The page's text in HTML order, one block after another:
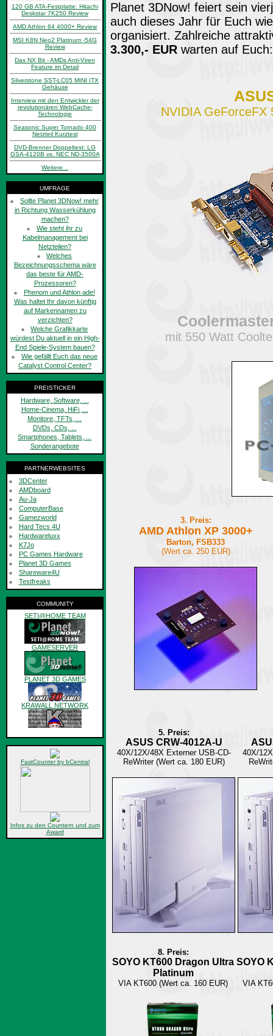
120 GB ATA-Festplatte: Hitachi
Deskstar 7K250 Review
AMD Athlon 64 4000+ Review
MSI K8N Neo2 Platinum -54G
Review
Das NX Bit - AMDs Anti-Viren
Feature im Detail
Silverstone SST-LC05 MINI ITX
Gehäuse
Interview mit den Entwickler der
revolutionären WebCache-
Technologie
Seasonic Super Tornado 400
Netzteil Kurztest
DVD-Brenner Doppeltest: LG
GSA-4120B vs. NEC ND-3500A
Weitere...
UMFRAGE
Sollte Planet 3DNow! mehr
in Richtung Wasserkühlung
machen?
Wie steht ihr zu
Kabelmanagement bei
Netzteilen?
Welches
Bezeichnungsschema wäre
das beste für AMD-
Prozessoren?
Phenom und Athlon ade!
Was haltet Ihr davon künftig
auf Markennamen zu
verzichten?
Welche Grafikkarte
würdest Du aktuell in ein High-
End Spiele-System bauen?
Wie gefällt Euch das neue
Catalyst Control Center?
PREISTICKER
Hardware, Software, ...
Home-Cinema, HiFi ,...
Monitore, TFTs, ...
DVDs, CDs, ...
Smartphones, Tablets, ...
Sonderangebote
PARTNERWEBSITES
3DCenter
AMDboard
Au-Ja
ComputerBase
Gamezworld
Hard Tecs 4U
Hardwareluxx
K7Jo
PC Games Hardware
Planet 3D Games
Shareware4U
Testfreaks
COMMUNITY
SETI@HOME TEAM
GAMESERVER
PLANET 3D GAMES
KRAWALL NETWORK
FastCounter by bCentral
Infos zu den Countern und zum
Award
Planet 3DNow! feiert sein
auch dieses Jahr für Euch
organisiert. Zahlreiche
3.300,- EUR warten auf Euch:
NVIDIA
mit 550 Watt
3. Preis:
AMD Athlon XP 3000+
Barton, FSB333
(Wert ca. 250 EUR)
5. Preis:
ASUS CRW-4012A-U
40X/12X/48X Externer USB-CD-
ReWriter (Wert ca. 180 EUR)
40X/
8. Preis:
SOYO KT600 Dragon Ultra
Platinum
VIA KT600 (Wert ca. 160 EUR)
SOYO
VIA